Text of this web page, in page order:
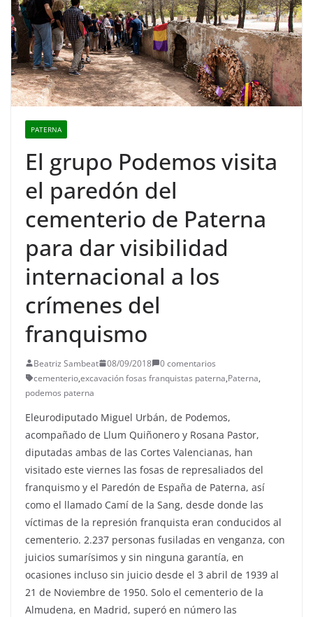
PATERNA
El grupo Podemos visita
el paredón del
cementerio de Paterna
para dar visibilidad
internacional a los
crímenes del
franquismo
Beatriz Sambeat 08/09/2018
0 comentarios
cementerio,excavación fosas franquistas paterna,Paterna,
podemos paterna
Eleurodiputado Miguel Urbán, de Podemos,
acompañado de Llum Quiñonero y Rosana Pastor,
diputadas ambas de las Cortes Valencianas, han
visitado este viernes las fosas de represaliados del
franquismo y el Paredón de España de Paterna, así
como el llamado Camí de la Sang, desde donde las
víctimas de la represión franquista eran conducidos al
cementerio. 2.237 personas fusiladas en venganza, con
juicios sumarísimos y sin ninguna garantía, en
ocasiones incluso sin juicio desde el 3 abril de 1939 al
21 de Noviembre de 1950. Solo el cementerio de la
Almudena, en Madrid, superó en número las